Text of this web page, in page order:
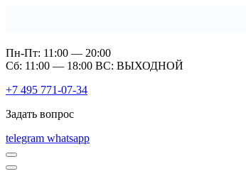
Пн-Пт: 11:00 — 20:00
Сб: 11:00 — 18:00 ВС: ВЫХОДНОЙ
+7 495 771-07-34
Задать вопрос
telegram whatsapp